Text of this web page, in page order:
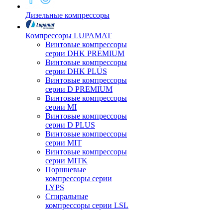
Дизельные компрессоры
Компрессоры LUPAMAT
Винтовые компрессоры
серии DHK PREMIUM
Винтовые компрессоры
серии DHK PLUS
Винтовые компрессоры
серии D PREMIUM
Винтовые компрессоры
серии MI
Винтовые компрессоры
серии D PLUS
Винтовые компрессоры
серии MIT
Винтовые компрессоры
серии MITK
Поршневые
компрессоры серии
LYPS
Спиральные
компрессоры серии LSL